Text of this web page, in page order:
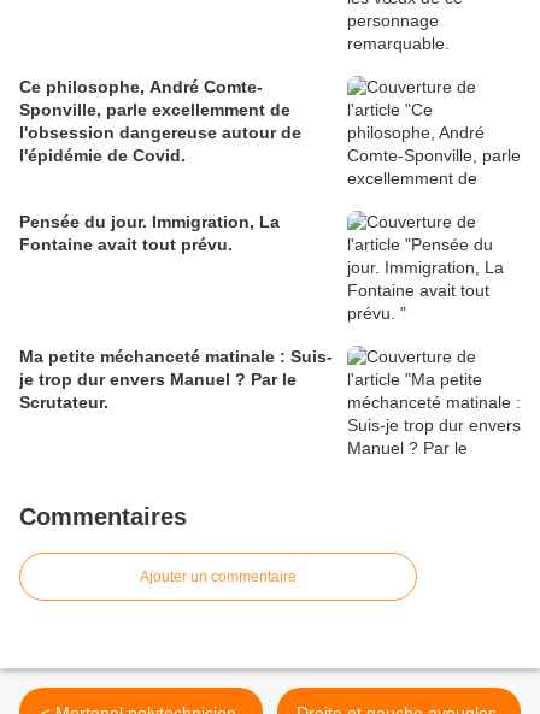
Ce philosophe, André Comte-
Sponville, parle excellemment de
l'obsession dangereuse autour de
l'épidémie de Covid.
Pensée du jour. Immigration, La
Fontaine avait tout prévu.
Ma petite méchanceté matinale : Suis-
je trop dur envers Manuel ? Par le
Scrutateur.
Commentaires
Ajouter un commentaire